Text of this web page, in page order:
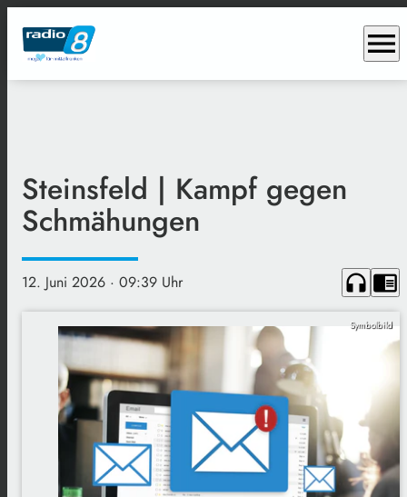
menu
Steinsfeld | Kampf gegen
Schmähungen
12. Juni 2026 · 09:39 Uhr headphones chrome_reader_mode
Symbolbild